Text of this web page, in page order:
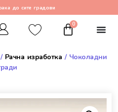
до сите градови
0
Рачна изработка / Чоколадни